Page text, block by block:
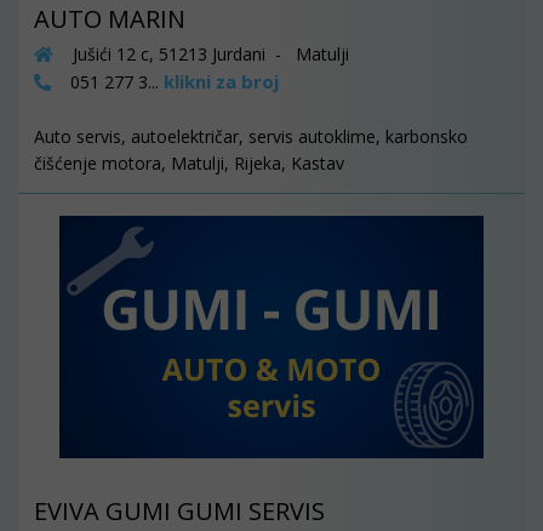
AUTO MARIN
Jušići 12 c, 51213 Jurdani - Matulji
051 277 3... klikni za broj
Auto servis, autoelektričar, servis autoklime, karbonsko
čišćenje motora, Matulji, Rijeka, Kastav
EVIVA GUMI GUMI SERVIS